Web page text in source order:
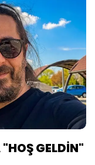
GELDİN"